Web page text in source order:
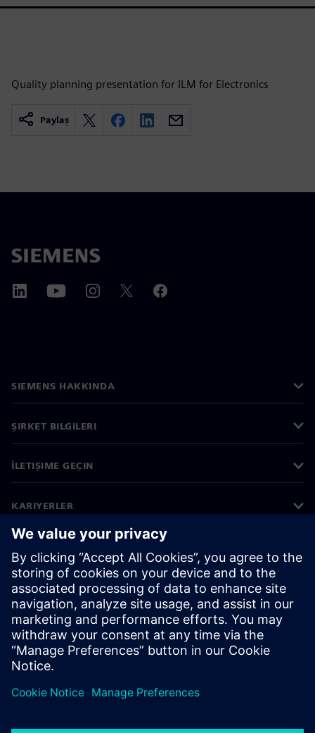
Quality planning presentation for ILM for Electronics
Paylaş
SIEMENS HAKKINDA
ŞIRKET BILGILERI
İLETIŞIME GEÇIN
KARIYERLER
©Siemens 2026
Kurumsal bilgiler
Gizlilik bildirimi
Çerez bildirimi
Kullanım koşulları